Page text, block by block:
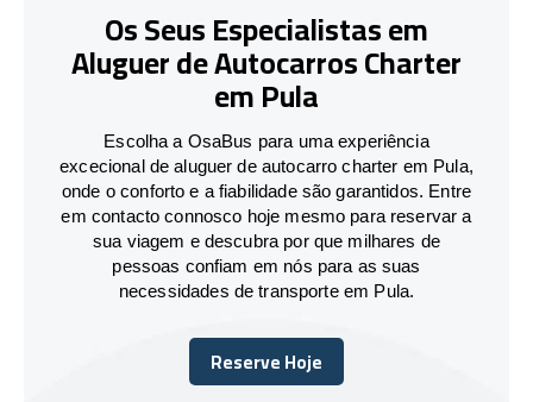
Os Seus Especialistas em
Aluguer de Autocarros Charter
em Pula
Escolha a OsaBus para uma experiência
excecional de aluguer de autocarro charter em Pula,
onde o conforto e a fiabilidade são garantidos. Entre
em contacto connosco hoje mesmo para reservar a
sua viagem e descubra por que milhares de
pessoas confiam em nós para as suas
necessidades de transporte em Pula.
Reserve Hoje
Reserve Hoje